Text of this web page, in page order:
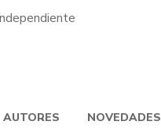
AUTORES NOVEDADES